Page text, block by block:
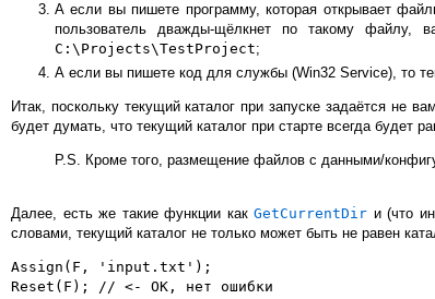
А если вы пишете программу, которая открывает
пользователь дважды-щёлкнет по такому файлу,
C:\Projects\TestProject;
А если вы пишете код для службы (Win32 Service), то
Итак, поскольку текущий каталог при запуске задаётся не
будет думать, что текущий каталог при старте всегда будет
P.S. Кроме того, размещение файлов с данными/
Далее, есть же такие функции как GetCurrentDir и (что
словами, текущий каталог не только может быть не равен
Assign(F, 'input.txt');
Reset(F); // <- OK, нет ошибки